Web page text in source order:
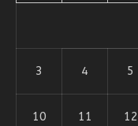
3 4 5
10 11 12